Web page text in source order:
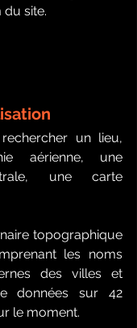
site.
un lieu,
aérienne, une
une carte
topographique
les noms
des villes et
données sur 42
le moment.